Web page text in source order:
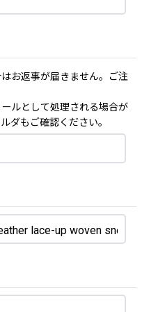
お返事が届きません。ご注
ルとして処理される場合が
ダもご確認ください。